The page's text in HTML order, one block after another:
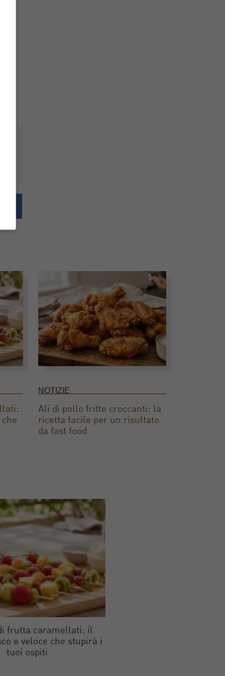
NOTIZIE
Ali di pollo fritte croccanti: la
ricetta facile per un risultato
da fast food
frutta caramellati: il
e veloce che stupirà i
tuoi ospiti